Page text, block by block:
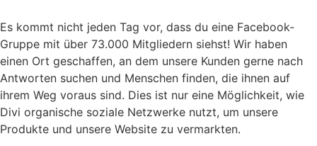
Es kommt nicht jeden Tag vor, dass du eine Facebook-
Gruppe mit über 73.000 Mitgliedern siehst! Wir haben
einen Ort geschaffen, an dem unsere Kunden gerne nach
Antworten suchen und Menschen finden, die ihnen auf
ihrem Weg voraus sind. Dies ist nur eine Möglichkeit, wie
Divi organische soziale Netzwerke nutzt, um unsere
Produkte und unsere Website zu vermarkten.